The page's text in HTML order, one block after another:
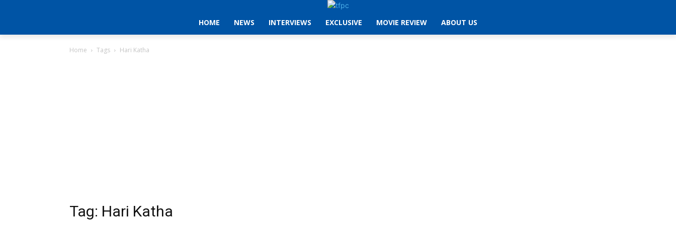
HOME NEWS INTERVIEWS EXCLUSIVE MOVIE REVIEW ABOUT US
Home Tags Hari Katha
Tag: Hari Katha